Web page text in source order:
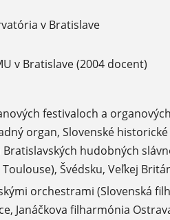
v Bratislave
v Bratislave (2004 docent)
festivaloch a
organ, Slovenské
hudobných
Švédsku, Veľkej
orchestrami (Slovenská
Janáčkova filharmónia